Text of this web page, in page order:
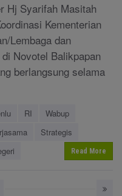
Hj Syarifah Masitah
Kementerian
Lembaga dan
Novotel Balikpapan
berlangsung selama
RI
Wabup
Strategis
Read More